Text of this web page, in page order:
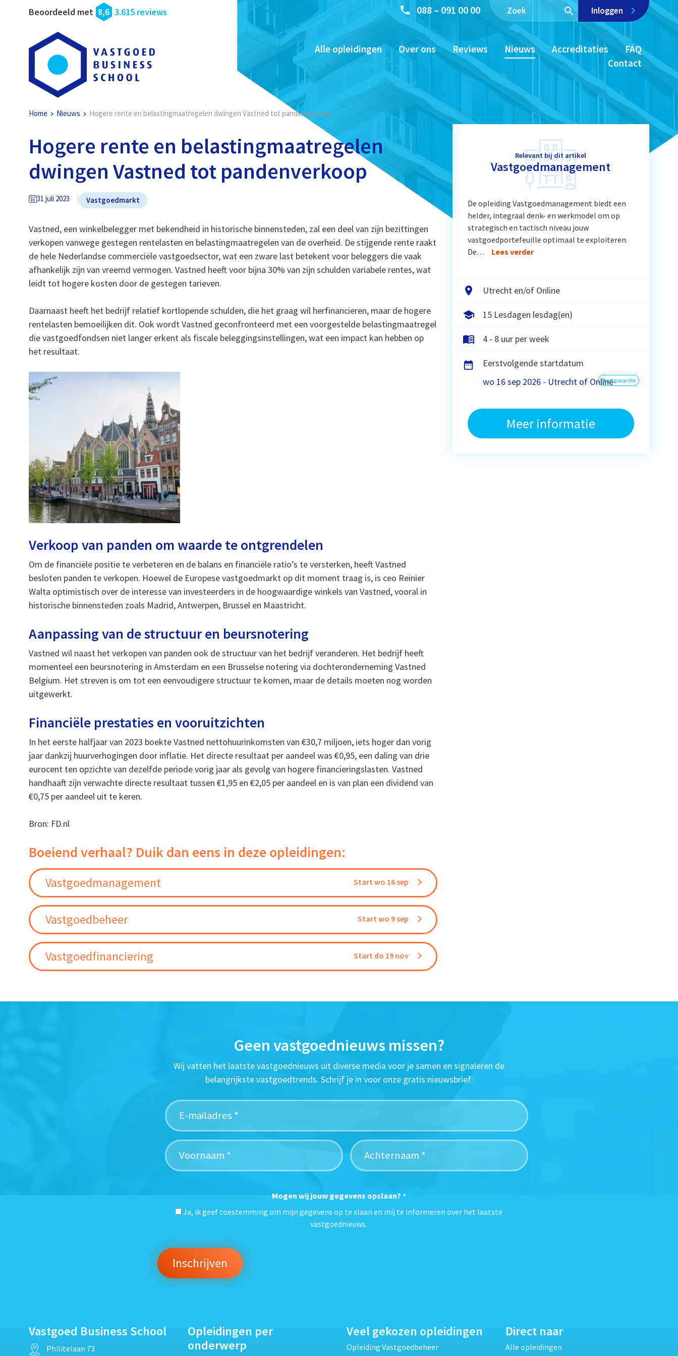
Beoordeeld met 8,6 3.615 reviews 088 – 091 00 00 Inloggen
Alle opleidingen Over ons Reviews Nieuws Accreditaties
FAQ
Contact
Home Nieuws Hogere rente en belastingmaatregelen dwingen Vastned tot pandenverkoop
Hogere rente en belastingmaatregelen
dwingen Vastned tot pandenverkoop
31 juli 2023 Vastgoedmarkt
Vastned, een winkelbelegger met bekendheid in historische binnensteden, zal een deel van zijn bezittingen
verkopen vanwege gestegen rentelasten en belastingmaatregelen van de overheid. De stijgende rente raakt
de hele Nederlandse commerciële vastgoedsector, wat een zware last betekent voor beleggers die vaak
afhankelijk zijn van vreemd vermogen. Vastned heeft voor bijna 30% van zijn schulden variabele rentes, wat
leidt tot hogere kosten door de gestegen tarieven.
Daarnaast heeft het bedrijf relatief kortlopende schulden, die het graag wil herfinancieren, maar de hogere
rentelasten bemoeilijken dit. Ook wordt Vastned geconfronteerd met een voorgestelde belastingmaatregel
die vastgoedfondsen niet langer erkent als fiscale beleggingsinstellingen, wat een impact kan hebben op
het resultaat.
Verkoop van panden om waarde te ontgrendelen
Om de financiële positie te verbeteren en de balans en financiële ratio’s te versterken, heeft Vastned
besloten panden te verkopen. Hoewel de Europese vastgoedmarkt op dit moment traag is, is ceo Reinier
Walta optimistisch over de interesse van investeerders in de hoogwaardige winkels van Vastned, vooral in
historische binnensteden zoals Madrid, Antwerpen, Brussel en Maastricht.
Aanpassing van de structuur en beursnotering
Vastned wil naast het verkopen van panden ook de structuur van het bedrijf veranderen. Het bedrijf heeft
momenteel een beursnotering in Amsterdam en een Brusselse notering via dochteronderneming Vastned
Belgium. Het streven is om tot een eenvoudigere structuur te komen, maar de details moeten nog worden
uitgewerkt.
Financiële prestaties en vooruitzichten
In het eerste halfjaar van 2023 boekte Vastned nettohuurinkomsten van €30,7 miljoen, iets hoger dan vorig
jaar dankzij huurverhogingen door inflatie. Het directe resultaat per aandeel was €0,95, een daling van drie
eurocent ten opzichte van dezelfde periode vorig jaar als gevolg van hogere financieringslasten. Vastned
handhaaft zijn verwachte directe resultaat tussen €1,95 en €2,05 per aandeel en is van plan een dividend van
€0,75 per aandeel uit te keren.
Bron: FD.nl
Boeiend verhaal? Duik dan eens in deze opleidingen:
Vastgoedmanagement Start wo 16 sep
Vastgoedbeheer Start wo 9 sep
Vastgoedfinanciering Start do 19 nov
Relevant bij dit artikel
Vastgoedmanagement
De opleiding Vastgoedmanagement biedt een
helder, integraal denk- en werkmodel om op
strategisch en tactisch niveau jouw
vastgoedportefeuille optimaal te exploiteren.
De…
Lees verder
Utrecht en/of Online
15 Lesdagen lesdag(en)
4 - 8 uur per week
Eerstvolgende startdatum
wo 16 sep 2026 - Utrecht of Onlinestartgarantie
Meer informatie
Geen vastgoednieuws missen?
Wij vatten het laatste vastgoednieuws uit diverse media voor je samen en signaleren de
belangrijkste vastgoedtrends. Schrijf je in voor onze gratis nieuwsbrief:
Mogen wij jouw gegevens opslaan? *
Ja, ik geef toestemming om mijn gegevens op te slaan en mij te informeren over het laatste
vastgoednieuws.
Vastgoed Business School
Philitelaan 73
Opleidingen per
onderwerp
Veel gekozen opleidingen
Opleiding Vastgoedbeheer
Direct naar
Alle opleidingen